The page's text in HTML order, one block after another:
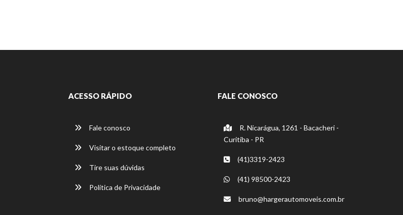
ACESSO RÁPIDO
Fale conosco
Visitar o estoque completo
Tire suas dúvidas
Política de Privacidade
FALE CONOSCO
R. Nicarágua, 1261 - Bacacheri -
Curitiba - PR
(41)3319-2423
(41) 98500-2423
bruno@hargerautomoveis.com.br